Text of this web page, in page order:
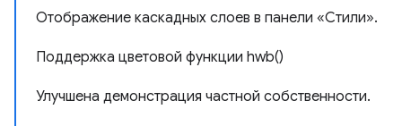
Отображение каскадных слоев в панели «Стили».
Поддержка цветовой функции hwb()
Улучшена демонстрация частной собственности.